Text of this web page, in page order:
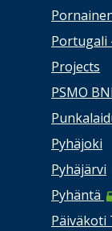
Portugali
Projects
PSMO
Pyhäjoki
Pyhäjärvi
Pyhäntä